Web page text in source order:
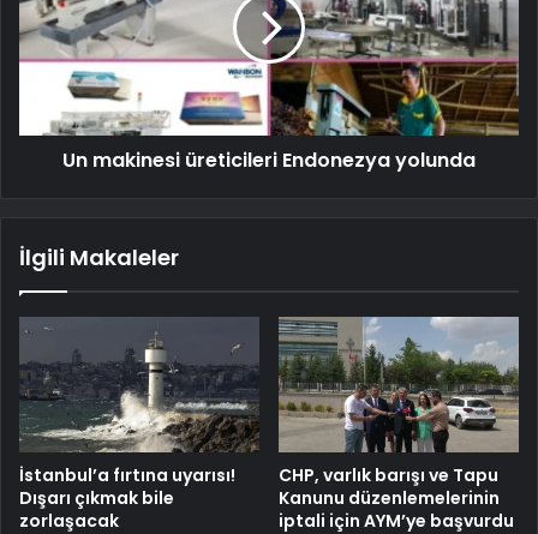
Un makinesi üreticileri Endonezya yolunda
İlgili Makaleler
İstanbul’a fırtına uyarısı!
Dışarı çıkmak bile
zorlaşacak
CHP, varlık barışı ve Tapu
Kanunu düzenlemelerinin
iptali için AYM’ye başvurdu